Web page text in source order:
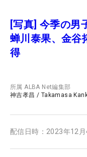
[写真] 今季の男
蝉川泰果、金谷
得
所属ALBA Net編集部
神吉孝昌 / Takamasa
配信日時： 2023年12